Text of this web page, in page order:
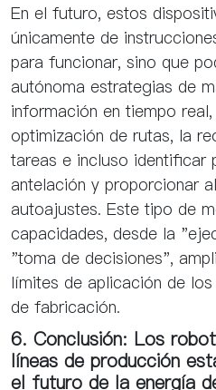
En el futuro, estos
únicamente de
para funcionar, sino que
autónoma estrategias de
información en tiempo
optimización de rutas, la
tareas e incluso identificar
antelación y proporcionar
autoajustes. Este tipo de
capacidades, desde la
"toma de decisiones",
límites de aplicación de
de fabricación.
6. Conclusión: Los
líneas de producción
el futuro de la energía